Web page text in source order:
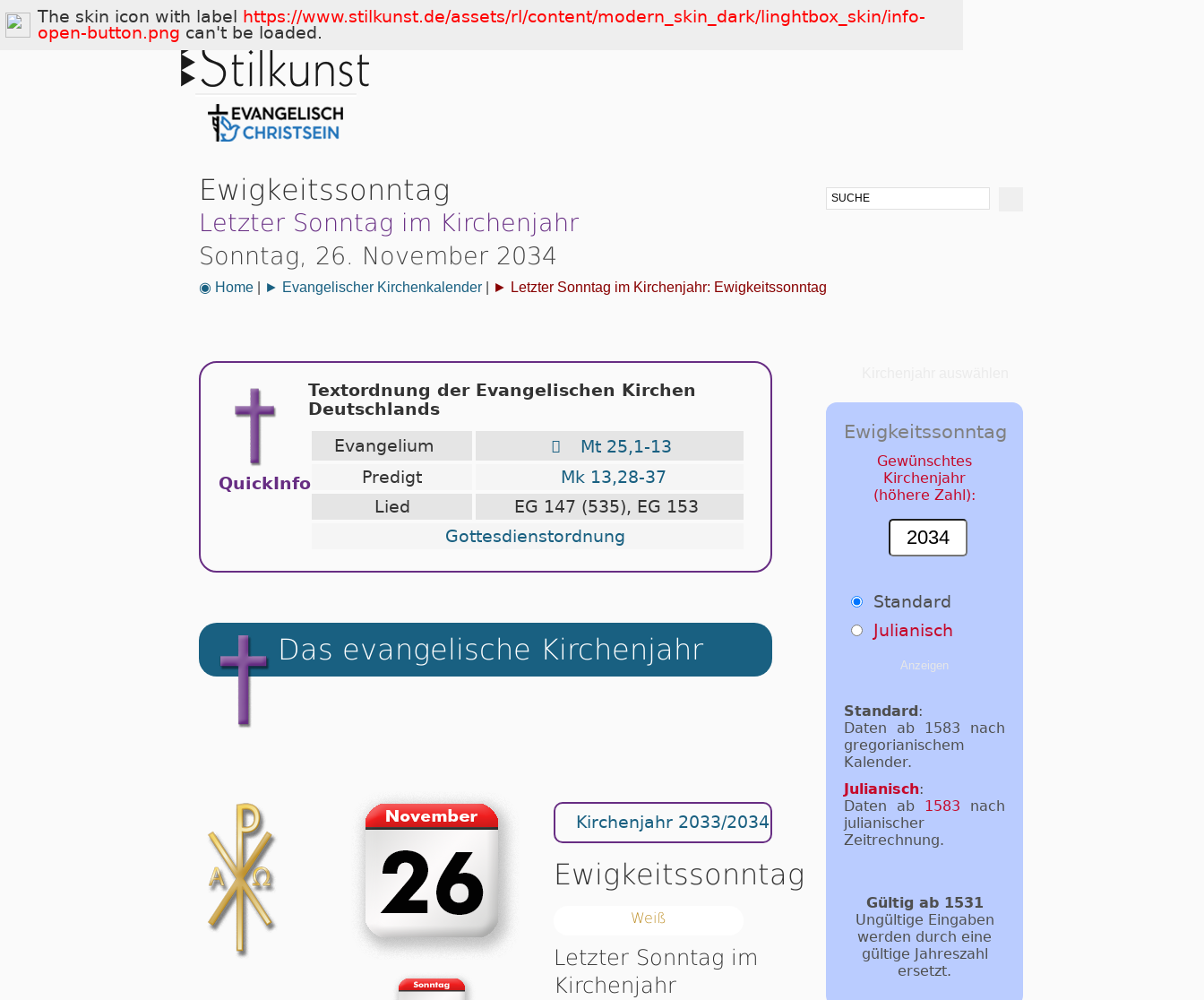
Ewigkeitssonntag
Letzter Sonntag im Kirchenjahr
Sonntag, 26. November 2034
◉ Home ► Evangelischer Kirchenkalender ► Letzter Sonntag im Kirchenjahr: Ewigkeitssonntag
QuickInfo
Textordnung der Evangelischen Kirchen
Deutschlands
Evangelium

Mt 25,1-13
Predigt
Mk 13,28-37
Lied
EG 147 (535), EG 153
Gottesdienstordnung
Das evangelische Kirchenjahr
Kirchenjahr 2033/2034
Ewigkeitssonntag
Weiß
Letzter Sonntag im
Kirchenjahr
Ewigkeitssonntag
Gewünschtes
Kirchenjahr
(höhere Zahl):
Standard
Julianisch
Standard :
Daten ab 1583 nach
gregorianischem
Kalender.
Julianisch:
Daten ab 1583 nach
julianischer
Zeitrechnung.
Gültig ab 1531
Ungültige Eingaben
werden durch eine
gültige Jahreszahl
ersetzt.
The skin icon with label
https://www.stilkunst.de/assets/rl/content/modern_skin_dark/linghtbox_skin/info-
open-button.png can't be loaded.